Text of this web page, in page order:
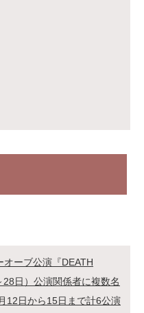
ーブ公演『DEATH
日）公演関係者に複数名
12日から15日まで計6公演